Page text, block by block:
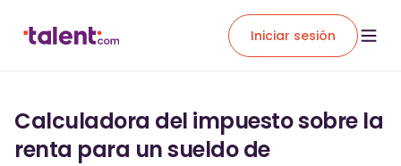
Iniciar sesión
Calculadora del impuesto sobre la
renta para un sueldo de